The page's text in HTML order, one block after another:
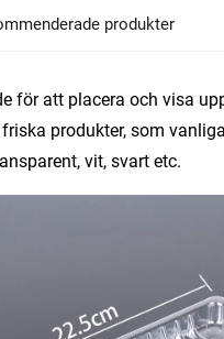
produkter
för att placera och visa
produkter, som
vit, svart etc.